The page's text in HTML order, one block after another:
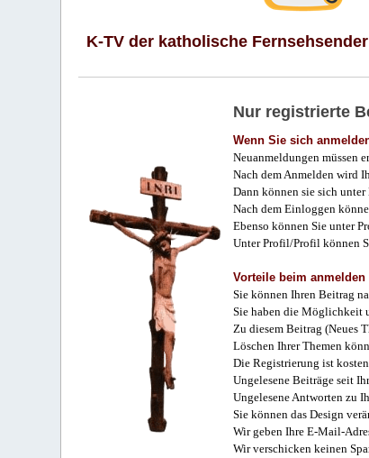
K-TV der katholische Fernsehsender
Nur registrierte
Wenn Sie sich
Neuanmeldungen müssen
Nach dem Anmelden wird
Dann können sie sich
Nach dem Einloggen
Ebenso können Sie unter
Unter Profil/Profil können
Vorteile beim anmelden
Sie können Ihren Beitrag
Sie haben die Möglichkeit
Zu diesem Beitrag (Neues
Löschen Ihrer Themen
Die Registrierung ist
Ungelesene Beiträge seit
Ungelesene Antworten zu
Sie können das Design
Wir geben Ihre E-Mail-
Wir verschicken keinen